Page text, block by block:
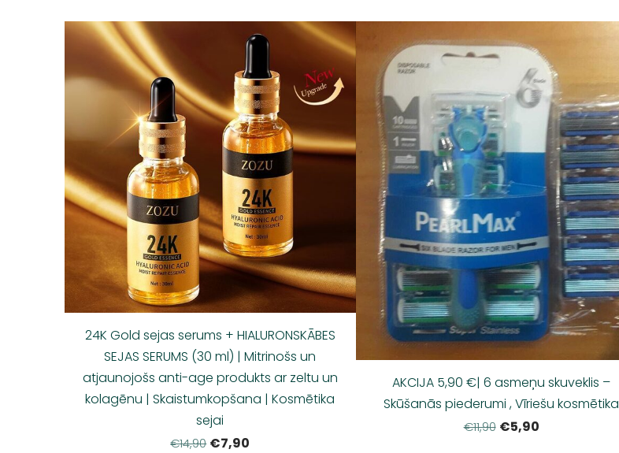
24K Gold sejas serums + HIALURONSKĀBES
SEJAS SERUMS (30 ml) | Mitrinošs un
atjaunojošs anti-age produkts ar zeltu un
kolagēnu | Skaistumkopšana | Kosmētika
sejai
€14,90 €7,90
AKCIJA 5,90 €| 6 asmeņu skuveklis –
Skūšanās piederumi , Vīriešu kosmētika
€11,90 €5,90